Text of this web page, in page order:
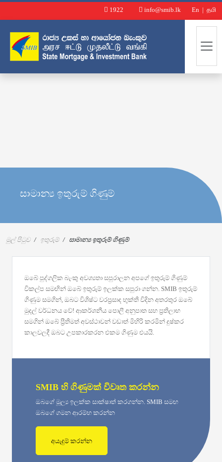
1922 info@smib.lk En | தமி
සාමාන්‍ය ඉතුරුම් ගිණුම්
මුල් පිටුව ඉතුරුම් සාමාන්‍ය ඉතුරුම් ගිණුම්
ඔබේ පුද්ගලික බැංකු අවශ්‍යතා සපුරාලන අපගේ ඉතුරුම් ගිණුම්
විකල්ප සමඟින් ඔබේ ඉතුරුම් ඉලක්ක සපුරා ගන්න. SMIB ඉතුරුම්
ගිණුම සමගින්, ඔබට විශිෂ්ට වරප්‍රසාද භුක්ති විදින අතරතුර ඔබේ
මුදල් වර්ධනය වේ! ආකර්ශනීය පොලී අනුපාත සහ ප්‍රතිලාභ
සමගින් ඔබේ ප්‍රීතිමත් අවස්ථාවන් වඩාත් මිහිරි කරමින් දුෂ්කර
කාලවලදී ඔබට උපකාරකරන එකම ගිණුම එයයි.
SMIB හි ගිණුමක් විවෘත කරන්න
ඔබගේ මූල්‍ය ඉලක්ක සාක්ෂාත් කරගන්න. SMIB සමඟ
ඔබගේ ගමන ආරම්භ කරන්න
අයැදුම් කරන්න